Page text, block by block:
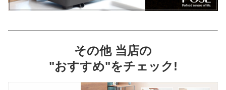
その他 当店の
"おすすめ"をチェック!